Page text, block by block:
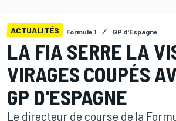
ACTUALITÉS Formule 1 GP d'Espagne
LA FIA SERRE LA
VIRAGES COUPÉS
GP D'ESPAGNE
Le directeur de course de la